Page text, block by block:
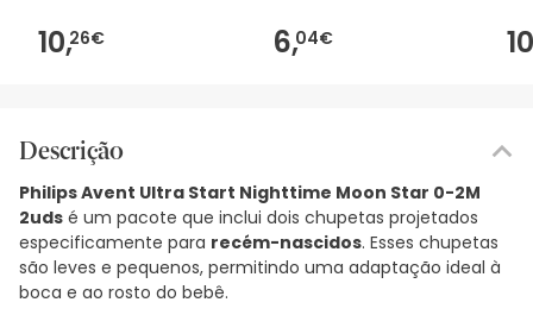
10,26€ 6,04€
Descrição
Philips Avent Ultra Start Nighttime Moon Star 0-2M
2uds é um pacote que inclui dois chupetas projetados
especificamente para recém-nascidos. Esses chupetas
são leves e pequenos, permitindo uma adaptação ideal à
boca e ao rosto do bebê.